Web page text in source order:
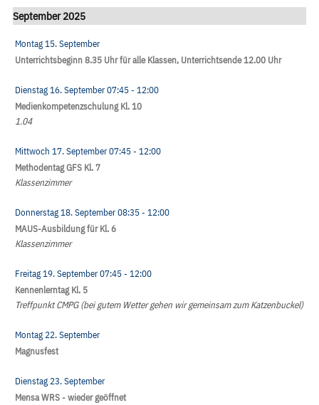
September 2025
Montag 15. September
Unterrichtsbeginn 8.35 Uhr für alle Klassen, Unterrichtsende 12.00 Uhr
Dienstag 16. September07:45- 12:00
Medienkompetenzschulung Kl. 10
1.04
Mittwoch 17. September07:45- 12:00
Methodentag GFS Kl. 7
Klassenzimmer
Donnerstag 18. September08:35- 12:00
MAUS-Ausbildung für Kl. 6
Klassenzimmer
Freitag 19. September07:45- 12:00
Kennenlerntag Kl. 5
Treffpunkt CMPG (bei gutem Wetter gehen wir gemeinsam zum Katzenbuckel)
Montag 22. September
Magnusfest
Dienstag 23. September
Mensa WRS - wieder geöffnet